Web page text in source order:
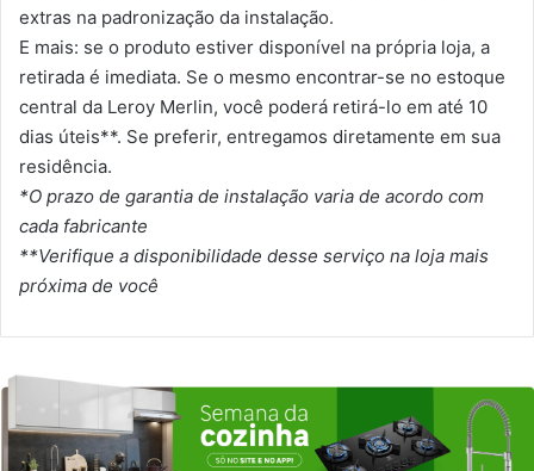
extras na padronização da instalação.
E mais: se o produto estiver disponível na própria loja, a
retirada é imediata. Se o mesmo encontrar-se no estoque
central da Leroy Merlin, você poderá retirá-lo em até 10
dias úteis**. Se preferir, entregamos diretamente em sua
residência.
*O prazo de garantia de instalação varia de acordo com
cada fabricante
**Verifique a disponibilidade desse serviço na loja mais
próxima de você